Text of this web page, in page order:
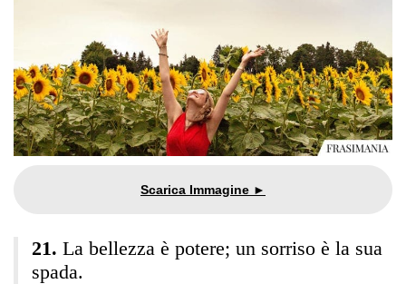
La bellezza è potere; un sorriso è la sua
spada.